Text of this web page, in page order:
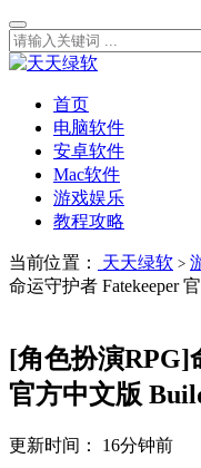
首页
电脑软件
安卓软件
Mac软件
游戏娱乐
教程攻略
当前位置： 天天绿软 >
命运守护者 Fatekeeper
[角色扮演RPG]
官方中文版
更新时间： 16分钟前